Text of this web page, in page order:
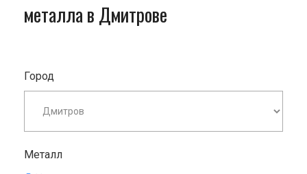
металла в Дмитрове
Город
Металл